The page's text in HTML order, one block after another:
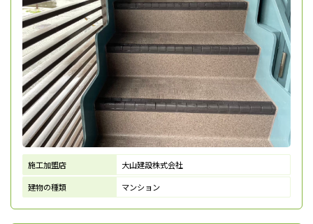
施工加盟店
大山建設株式会社
建物の種類
マンション